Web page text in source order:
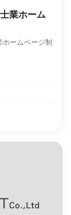
業ホーム
ームページ制